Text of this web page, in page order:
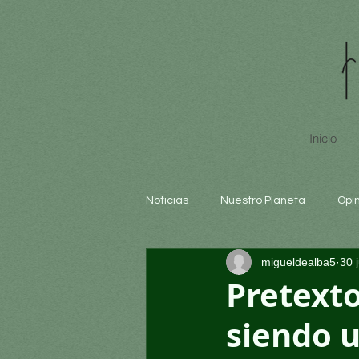
Inicio
Noticias Nuestro Planeta
Arte y cultura Educación
siendo
migueldealba5 30